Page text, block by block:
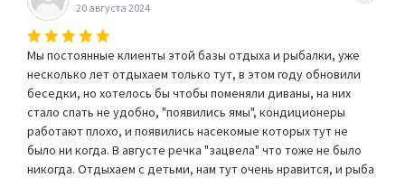
20 августа 2024
Мы постоянные клиенты этой базы отдыха и рыбалки, уже
несколько лет отдыхаем только тут, в этом году обновили
беседки, но хотелось бы чтобы поменяли диваны, на них
стало спать не удобно, "появились ямы", кондиционеры
работают плохо, и появились насекомые которых тут не
было ни когда. В августе речка "зацвела" что тоже не было
никогда. Отдыхаем с детьми, нам тут очень нравится, и рыба